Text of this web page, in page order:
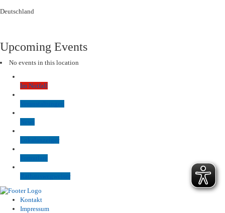
Deutschland
Upcoming Events
No events in this location
Im Notfall
Kontakt
Impressum